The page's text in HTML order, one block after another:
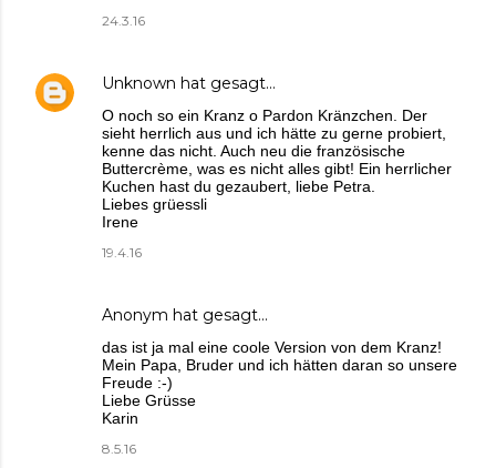
24.3.16
Unknown hat gesagt…
O noch so ein Kranz o Pardon Kränzchen. Der
sieht herrlich aus und ich hätte zu gerne probiert,
kenne das nicht. Auch neu die französische
Buttercrème, was es nicht alles gibt! Ein herrlicher
Kuchen hast du gezaubert, liebe Petra.
Liebes grüessli
Irene
19.4.16
Anonym hat gesagt…
das ist ja mal eine coole Version von dem Kranz!
Mein Papa, Bruder und ich hätten daran so unsere
Freude :-)
Liebe Grüsse
Karin
8.5.16